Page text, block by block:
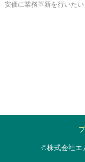
安価に業務革新を行いた
©株式会社エ